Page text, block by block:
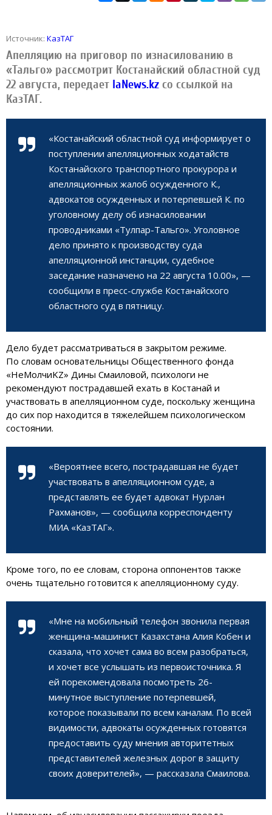
Источник: КазТАГ
Апелляцию на приговор по изнасилованию в
«Тальго» рассмотрит Костанайский областной суд
22 августа, передает IaNews.kz со ссылкой на
КазТАГ.
«Костанайский областной суд информирует о
поступлении апелляционных ходатайств
Костанайского транспортного прокурора и
апелляционных жалоб осужденного К.,
адвокатов осужденных и потерпевшей К. по
уголовному делу об изнасиловании
проводниками «Тулпар-Тальго». Уголовное
дело принято к производству суда
апелляционной инстанции, судебное
заседание назначено на 22 августа 10.00», —
сообщили в пресс-службе Костанайского
областного суд в пятницу.
Дело будет рассматриваться в закрытом режиме.
По словам основательницы Общественного фонда
«НеМолчиKZ» Дины Смаиловой, психологи не
рекомендуют пострадавшей ехать в Костанай и
участвовать в апелляционном суде, поскольку женщина
до сих пор находится в тяжелейшем психологическом
состоянии.
«Вероятнее всего, пострадавшая не будет
участвовать в апелляционном суде, а
представлять ее будет адвокат Нурлан
Рахманов», — сообщила корреспонденту
МИА «КазТАГ».
Кроме того, по ее словам, сторона оппонентов также
очень тщательно готовится к апелляционному суду.
«Мне на мобильный телефон звонила первая
женщина-машинист Казахстана Алия Кобен и
сказала, что хочет сама во всем разобраться,
и хочет все услышать из первоисточника. Я
ей порекомендовала посмотреть 26-
минутное выступление потерпевшей,
которое показывали по всем каналам. По всей
видимости, адвокаты осужденных готовятся
предоставить суду мнения авторитетных
представителей железных дорог в защиту
своих доверителей», — рассказала Смаилова.